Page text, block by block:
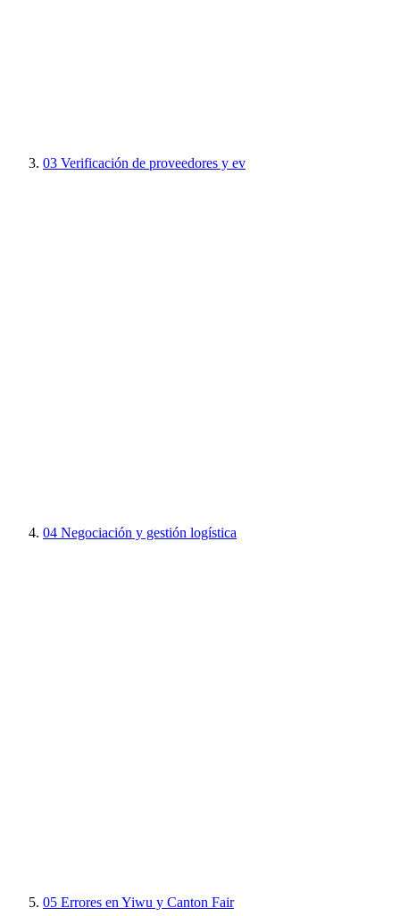
03 Verificación de proveedores y ev
04 Negociación y gestión logística
05 Errores en Yiwu y Canton Fair